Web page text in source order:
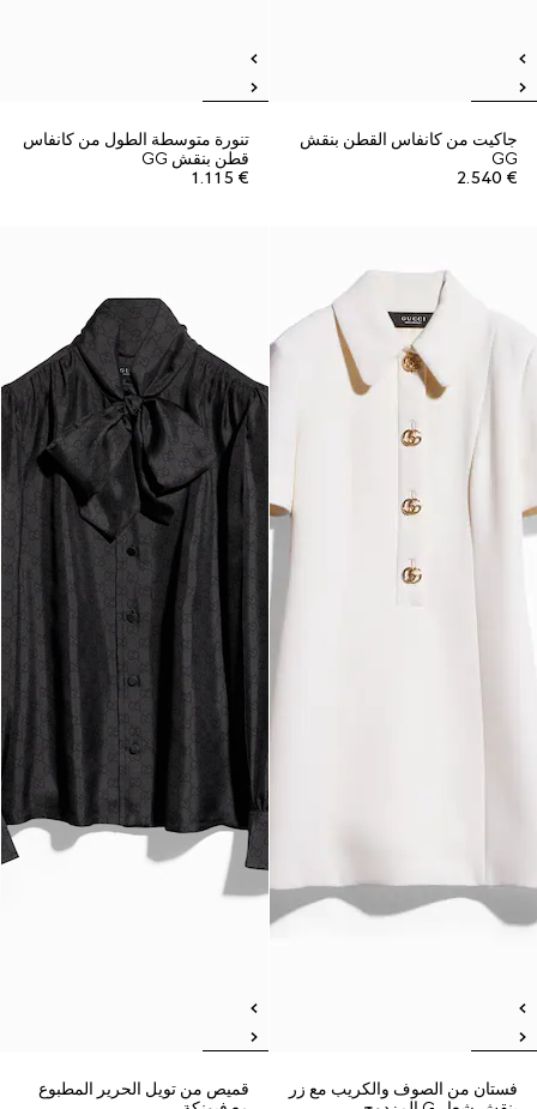
جاكيت من كانفاس القطن بنقش
GG
€ 2.540
تنورة متوسطة الطول من كانفاس
قطن بنقش GG
€ 1.115
فستان من الصوف والكريب مع زر
قميص من تويل الحرير المطبوع